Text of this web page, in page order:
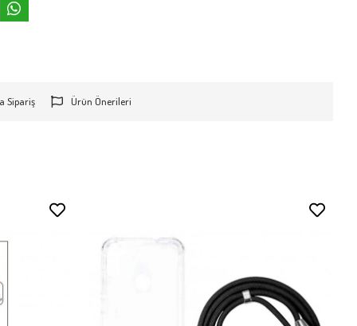
Sipariş Ürün Önerileri